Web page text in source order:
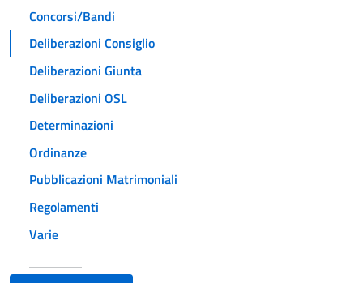
Concorsi/Bandi
Deliberazioni Consiglio
Deliberazioni Giunta
Deliberazioni OSL
Determinazioni
Ordinanze
Pubblicazioni Matrimoniali
Regolamenti
Varie